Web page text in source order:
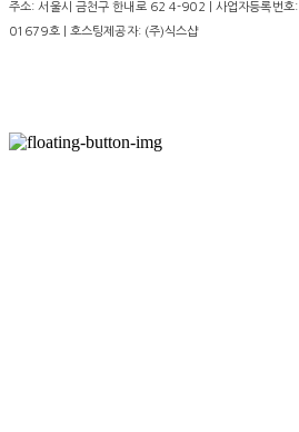
주소: 서울시 금천구 한내로 62 4-902 | 사업자등록번호:
01679호| 호스팅제공자: (주)식스샵